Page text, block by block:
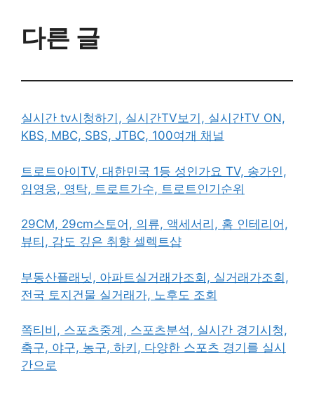
다른 글
실시간 tv시청하기, 실시간TV보기, 실시간TV ON,
KBS, MBC, SBS, JTBC, 100여개 채널
트로트아이TV, 대한민국 1등 성인가요 TV, 송가인,
임영웅, 영탁, 트로트가수, 트로트인기순위
29CM, 29cm스토어, 의류, 액세서리, 홈 인테리어,
뷰티, 감도 깊은 취향 셀렉트샵
부동산플래닛, 아파트실거래가조회, 실거래가조회,
전국 토지건물 실거래가, 노후도 조회
쪽티비, 스포츠중계, 스포츠분석, 실시간 경기시청,
축구, 야구, 농구, 하키, 다양한 스포츠 경기를 실시
간으로